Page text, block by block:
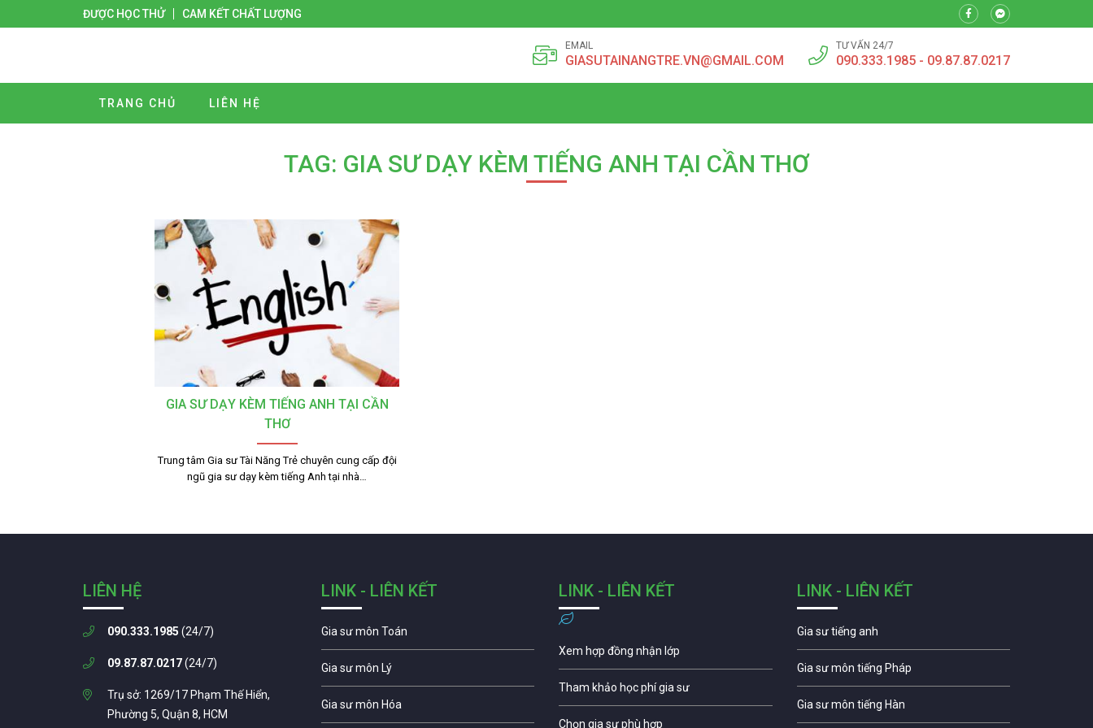
ĐƯỢC HỌC THỬ CAM KẾT CHẤT LƯỢNG
EMAIL
GIASUTAINANGTRE.VN@GMAIL.COM
TƯ VẤN 24/7
090.333.1985 - 09.87.87.0217
TRANG CHỦ LIÊN HỆ
TAG: GIA SƯ DẠY KÈM TIẾNG ANH TẠI CẦN THƠ
GIA SƯ DẠY KÈM TIẾNG ANH TẠI CẦN
THƠ
Trung tâm Gia sư Tài Năng Trẻ chuyên cung cấp đội
ngũ gia sư dạy kèm tiếng Anh tại nhà…
LIÊN HỆ
090.333.1985 (24/7)
09.87.87.0217(24/7)
Trụ sở: 1269/17 Phạm Thế Hiển,
Phường 5, Quận 8, HCM
LINK - LIÊN KẾT
Gia sư môn Toán
Gia sư môn Lý
Gia sư môn Hóa
LINK - LIÊN KẾT
Xem hợp đồng nhận lớp
Tham khảo học phí gia sư
Chọn gia sư phù hợp
LINK - LIÊN KẾT
Gia sư tiếng anh
Gia sư môn tiếng Pháp
Gia sư môn tiếng Hàn